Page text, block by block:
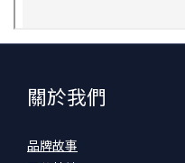
關於我們
品牌故事